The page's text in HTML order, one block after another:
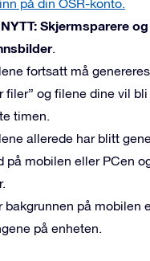
NYTT: Skjermsparere og
.
fortsatt må
filer” og filene dine vil
timen.
allerede har blitt
på mobilen eller PCen
bakgrunnen på mobilen
på enheten.